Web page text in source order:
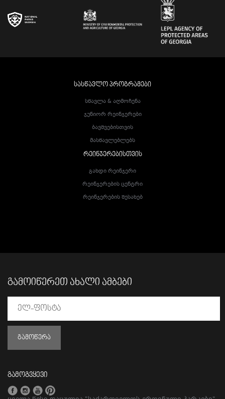
ᲡᲐᲡᲬᲐᲕᲚᲝ ᲞᲠᲝᲒᲠᲐᲛᲔᲑᲘ
Სწავლა & Აღმოჩენა
Ჯუნიორ Რეინჯერები
Ბავშვებისთვის
Მასწავლებლებს
ᲠᲔᲘᲜᲯᲔᲠᲔᲑᲘᲡᲗᲕᲘᲡ
Გახდი Რეინჯერი
Რეინჯერების Ცენტრი
Რეინჯერების Შესახებ
ᲒᲐᲛᲝᲘᲬᲔᲠᲔᲗ ᲐᲮᲐᲚᲘ ᲐᲛᲑᲔᲑᲘ
ᲒᲐᲛᲝᲬᲔᲠᲐ
გამოგვყევი